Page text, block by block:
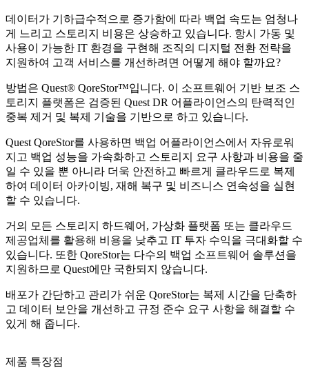
데이터가 기하급수적으로 증가함에 따라 백업 속도는 엄청나
게 느리고 스토리지 비용은 상승하고 있습니다. 항시 가동 및
사용이 가능한 IT 환경을 구현해 조직의 디지털 전환 전략을
지원하여 고객 서비스를 개선하려면 어떻게 해야 할까요?
방법은 Quest® QoreStor™입니다. 이 소프트웨어 기반 보조 스
토리지 플랫폼은 검증된 Quest DR 어플라이언스의 탄력적인
중복 제거 및 복제 기술을 기반으로 하고 있습니다.
Quest QoreStor를 사용하면 백업 어플라이언스에서 자유로워
지고 백업 성능을 가속화하고 스토리지 요구 사항과 비용을 줄
일 수 있을 뿐 아니라 더욱 안전하고 빠르게 클라우드로 복제
하여 데이터 아카이빙, 재해 복구 및 비즈니스 연속성을 실현
할 수 있습니다.
거의 모든 스토리지 하드웨어, 가상화 플랫폼 또는 클라우드
제공업체를 활용해 비용을 낮추고 IT 투자 수익을 극대화할 수
있습니다. 또한 QoreStor는 다수의 백업 소프트웨어 솔루션을
지원하므로 Quest에만 국한되지 않습니다.
배포가 간단하고 관리가 쉬운 QoreStor는 복제 시간을 단축하
고 데이터 보안을 개선하고 규정 준수 요구 사항을 해결할 수
있게 해 줍니다.
제품 특장점